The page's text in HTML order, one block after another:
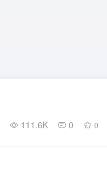
111.6K 0 0